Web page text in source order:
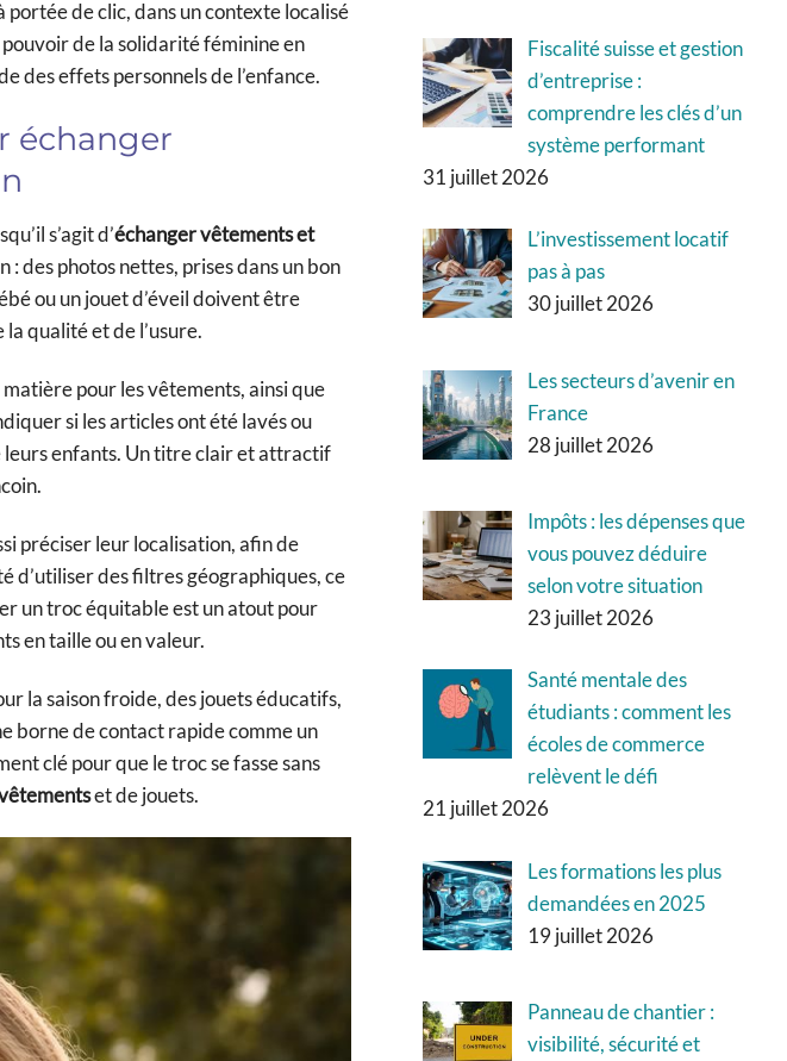
de clic, dans un contexte localisé
de la solidarité féminine en
des effets personnels de l’enfance.
échanger
s’agit d’échanger vêtements et
des photos nettes, prises dans un bon
ou un jouet d’éveil doivent être
qualité et de l’usure.
pour les vêtements, ainsi que
si les articles ont été lavés ou
leurs enfants. Un titre clair et attractif
préciser leur localisation, afin de
d’utiliser des filtres géographiques, ce
un troc équitable est un atout pour
en taille ou en valeur.
la saison froide, des jouets éducatifs,
borne de contact rapide comme un
clé pour que le troc se fasse sans
et de jouets.
Fiscalité suisse et gestion
d’entreprise :
comprendre les clés d’un
système performant
31 juillet 2026
L’investissement locatif
pas à pas
30 juillet 2026
Les secteurs d’avenir en
France
28 juillet 2026
Impôts : les dépenses que
vous pouvez déduire
selon votre situation
23 juillet 2026
Santé mentale des
étudiants : comment les
écoles de commerce
relèvent le défi
21 juillet 2026
Les formations les plus
demandées en 2025
19 juillet 2026
Panneau de chantier :
visibilité, sécurité et